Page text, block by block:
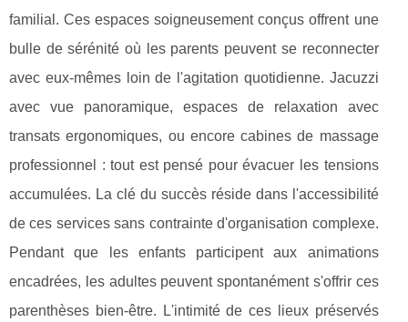
familial. Ces espaces soigneusement conçus offrent une
bulle de sérénité où les parents peuvent se reconnecter
avec eux-mêmes loin de l'agitation quotidienne. Jacuzzi
avec vue panoramique, espaces de relaxation avec
transats ergonomiques, ou encore cabines de massage
professionnel : tout est pensé pour évacuer les tensions
accumulées. La clé du succès réside dans l'accessibilité
de ces services sans contrainte d'organisation complexe.
Pendant que les enfants participent aux animations
encadrées, les adultes peuvent spontanément s'offrir ces
parenthèses bien-être. L'intimité de ces lieux préservés